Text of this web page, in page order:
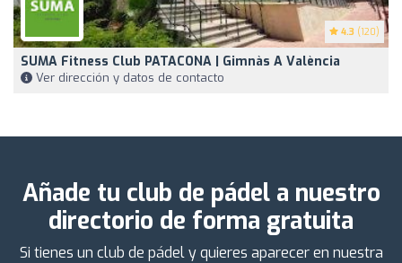
4.3 (120)
SUMA Fitness Club PATACONA | Gimnàs A València
Ver dirección y datos de contacto
Añade tu club de pádel a nuestro
directorio de forma gratuita
Si tienes un club de pádel y quieres aparecer en nuestra